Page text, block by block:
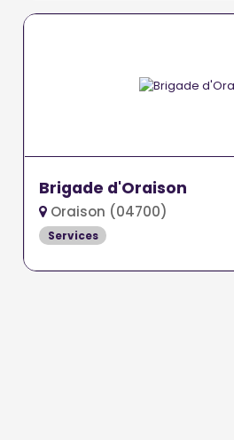
Brigade d'Oraison
Oraison (04700)
Services